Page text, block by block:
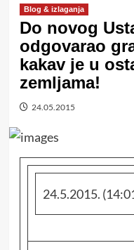
Blog & izlaganja
Do novog
odgovarao
kakav je u
zemljama!
24.05.2015
24.5.2015.